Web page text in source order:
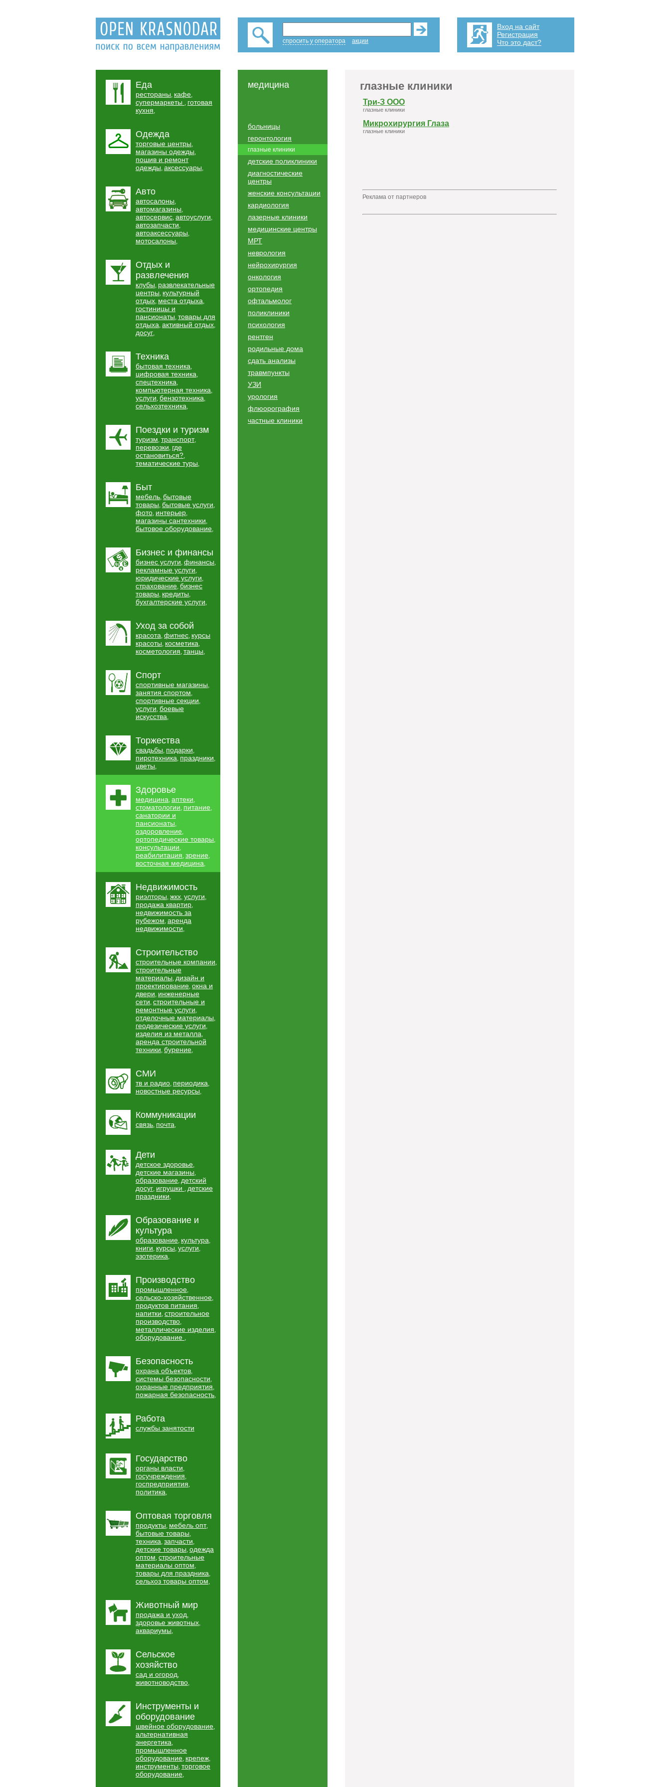
спросить у оператора акции
Вход на сайт
Регистрация
Что это даст?
Еда
рестораны, кафе,
супермаркеты , готовая
кухня,
Одежда
торговые центры,
магазины одежды,
пошив и ремонт
одежды, аксессуары,
Авто
автосалоны,
автомагазины,
автосервис, автоуслуги,
автозапчасти,
автоаксессуары,
мотосалоны,
Отдых и
развлечения
клубы, развлекательные
центры, культурный
отдых, места отдыха,
гостиницы и
пансионаты, товары для
отдыха, активный отдых,
досуг,
Техника
бытовая техника,
цифровая техника,
спецтехника,
компьютерная техника,
услуги, бензотехника,
сельхозтехника,
Поездки и туризм
туризм, транспорт,
перевозки, где
остановиться?,
тематические туры,
Быт
мебель, бытовые
товары, бытовые услуги,
фото, интерьер,
магазины сантехники,
бытовое оборудование,
Бизнес и финансы
бизнес услуги, финансы,
рекламные услуги,
юридические услуги,
страхование, бизнес
товары, кредиты,
бухгалтерские услуги,
Уход за собой
красота, фитнес, курсы
красоты, косметика,
косметология, танцы,
Спорт
спортивные магазины,
занятия спортом,
спортивные секции,
услуги, боевые
искусства,
Торжества
свадьбы, подарки,
пиротехника, праздники,
цветы,
Здоровье
медицина, аптеки,
стоматологии, питание,
санатории и
пансионаты,
оздоровление,
ортопедические товары,
консультации,
реабилитация, зрение,
восточная медицина,
Недвижимость
риэлторы, жкх, услуги,
продажа квартир,
недвижимость за
рубежом, аренда
недвижимости,
Строительство
строительные компании,
строительные
материалы, дизайн и
проектирование, окна и
двери, инженерные
сети, строительные и
ремонтные услуги,
отделочные материалы,
геодезические услуги,
изделия из металла,
аренда строительной
техники, бурение,
СМИ
тв и радио, периодика,
новостные ресурсы,
Коммуникации
связь, почта,
Дети
детское здоровье,
детские магазины,
образование, детский
досуг, игрушки , детские
праздники,
Образование и
культура
образование, культура,
книги, курсы, услуги,
эзотерика,
Производство
промышленное,
сельско-хозяйственное,
продуктов питания,
напитки, строительное
производство,
металлические изделия,
оборудование ,
Безопасность
охрана объектов,
системы безопасности,
охранные предприятия,
пожарная безопасность,
Работа
службы занятости
Государство
органы власти,
госучреждения,
госпредприятия,
политика,
Оптовая торговля
продукты, мебель опт,
бытовые товары,
техника, запчасти,
детские товары, одежда
оптом, строительные
материалы оптом,
товары для праздника,
сельхоз товары оптом,
Животный мир
продажа и уход,
здоровье животных,
аквариумы,
Сельское
хозяйство
сад и огород,
животноводство,
Инструменты и
оборудование
швейное оборудование,
альтернативная
энергетика,
промышленное
оборудование, крепеж,
инструменты, торговое
оборудование,
медицина
больницы
геронтология
глазные клиники
детские поликлиники
диагностические
центры
женские консультации
кардиология
лазерные клиники
медицинские центры
МРТ
неврология
нейрохирургия
онкология
ортопедия
офтальмолог
поликлиники
психология
рентген
родильные дома
сдать анализы
травмпункты
УЗИ
урология
флюорография
частные клиники
глазные клиники
Три-З ООО
глазные клиники
Микрохирургия Глаза
глазные клиники
Реклама от партнеров